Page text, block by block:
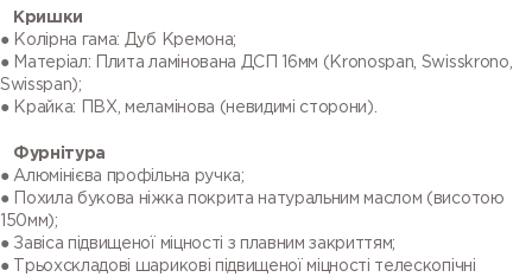
Кришки
● Колірна гама: Дуб Кремона;
● Матеріал: Плита ламінована ДСП 16мм (Kronospan, Swisskrono,
Swisspan);
● Крайка: ПВХ, меламінова (невидимі сторони).
Фурнітура
● Алюмінієва профільна ручка;
● Похила букова ніжка покрита натуральним маслом (висотою
150мм);
● Завіса підвищеної міцності з плавним закриттям;
● Трьохскладові шарикові підвищеної міцності телескопічні